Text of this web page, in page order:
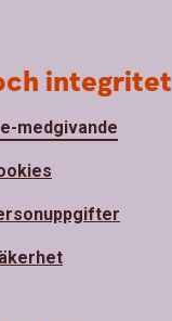
integritet
medgivande